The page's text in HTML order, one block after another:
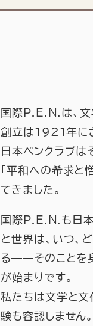
国際P.E.N.は、文
創立は1921年に
日本ペンクラブは
「平和への希求と
てきました。
国際P.E.N.も日本
と世界は、いつ、
る――そのことを
が始まりです。
私たちは文学と文
験も容認しません